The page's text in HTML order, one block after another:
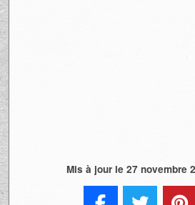
Mis à jour le 27 novembre